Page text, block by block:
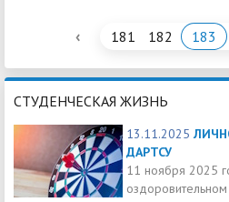
‹ 181 182 183
СТУДЕНЧЕСКАЯ ЖИЗНЬ
13.11.2025
ДАРТСУ
11 ноября 2025